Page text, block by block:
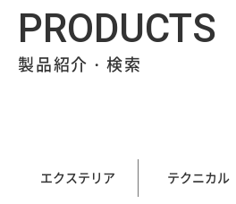
PRODUCTS
製品紹介・検索
エクステリア テクニカル